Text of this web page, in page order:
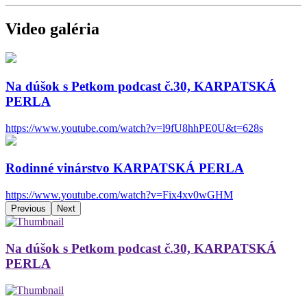
Video galéria
Na dúšok s Petkom podcast č.30, KARPATSKÁ
PERLA
https://www.youtube.com/watch?v=l9fU8hhPE0U&t=628s
Rodinné vinárstvo KARPATSKÁ PERLA
https://www.youtube.com/watch?v=Fix4xv0wGHM
Previous Next
Na dúšok s Petkom podcast č.30, KARPATSKÁ
PERLA